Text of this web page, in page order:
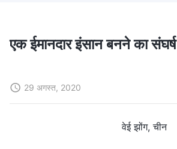
एक ईमानदार इंसान बनने का संघर्ष
29 अगस्त, 2020
वेई झोंग, चीन